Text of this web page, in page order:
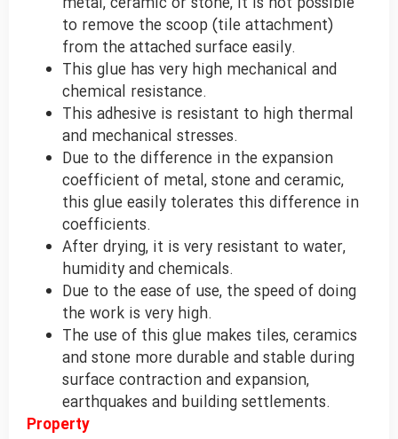
to remove the scoop (tile attachment)
from the attached surface easily.
This glue has very high mechanical and
chemical resistance.
This adhesive is resistant to high thermal
and mechanical stresses.
Due to the difference in the expansion
coefficient of metal, stone and ceramic,
this glue easily tolerates this difference in
coefficients.
After drying, it is very resistant to water,
humidity and chemicals.
Due to the ease of use, the speed of doing
the work is very high.
The use of this glue makes tiles, ceramics
and stone more durable and stable during
surface contraction and expansion,
earthquakes and building settlements.
Property